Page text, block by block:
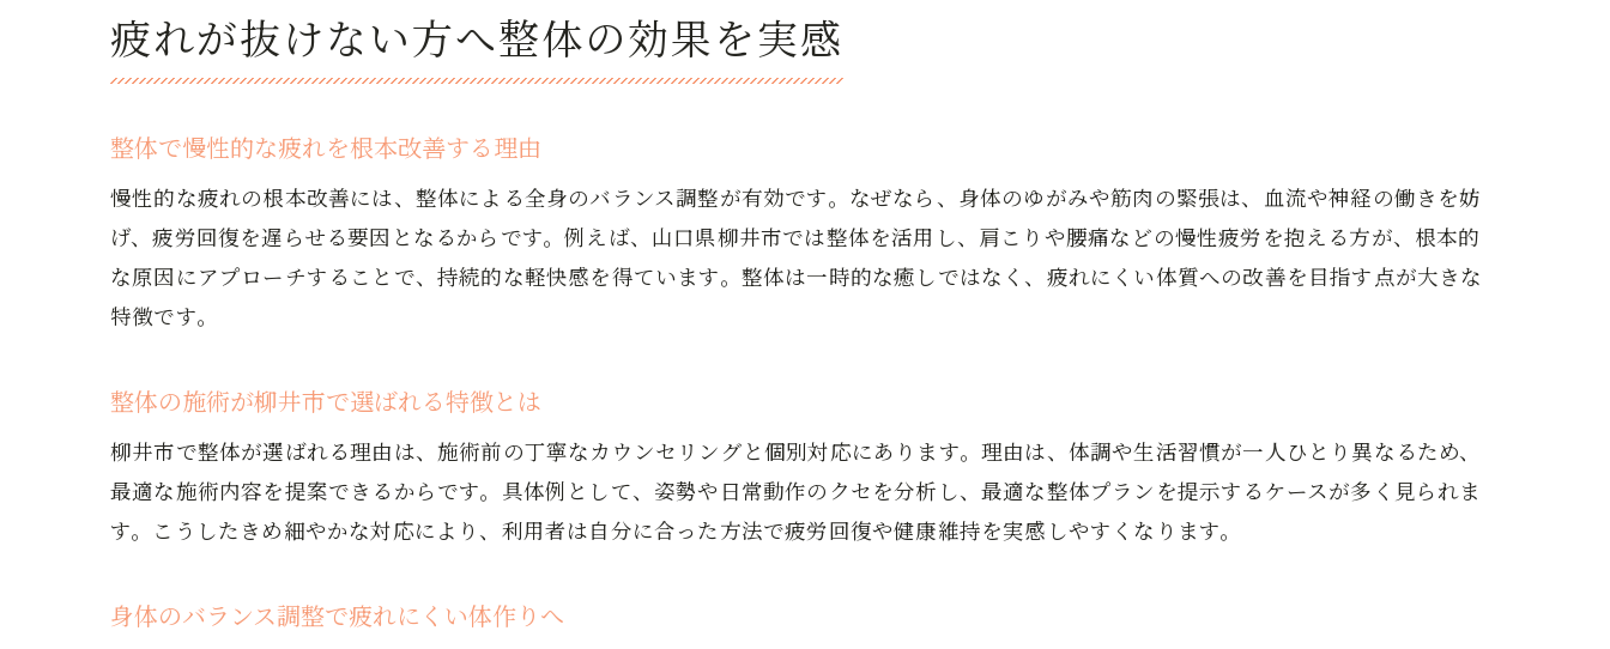
柳井市で整体を活用する健康維持の秘訣
整体による健康維持のメリットとは何か
整体ケアで心身のバランスを整えるコツ
整体と日常ケアの組み合わせで健康を保つ
整体で体のバランスを整え疲労回復を狙う
整体施術で筋肉のコリと疲労を解消する
整体後のセルフケアで回復効果を高める
慢性的なコリには整体が選ばれる理由
疲れが抜けない方へ整体の効果を実感
整体で慢性的な疲れを根本改善する理由
慢性的な疲れの根本改善には、整体による全身のバランス調整が有効です。なぜなら、身体のゆがみや筋肉の緊張は、血流や神経の働きを妨
げ、疲労回復を遅らせる要因となるからです。例えば、山口県柳井市では整体を活用し、肩こりや腰痛などの慢性疲労を抱える方が、根本的
な原因にアプローチすることで、持続的な軽快感を得ています。整体は一時的な癒しではなく、疲れにくい体質への改善を目指す点が大きな
特徴です。
整体の施術が柳井市で選ばれる特徴とは
柳井市で整体が選ばれる理由は、施術前の丁寧なカウンセリングと個別対応にあります。理由は、体調や生活習慣が一人ひとり異なるため、
最適な施術内容を提案できるからです。具体例として、姿勢や日常動作のクセを分析し、最適な整体プランを提示するケースが多く見られま
す。こうしたきめ細やかな対応により、利用者は自分に合った方法で疲労回復や健康維持を実感しやすくなります。
身体のバランス調整で疲れにくい体作りへ